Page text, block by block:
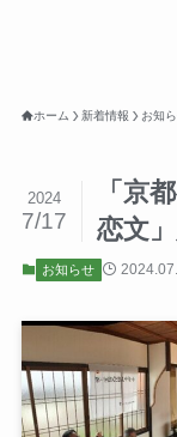
ホーム 新着情報 お知
「京
恋文
2024
7/17
お知らせ